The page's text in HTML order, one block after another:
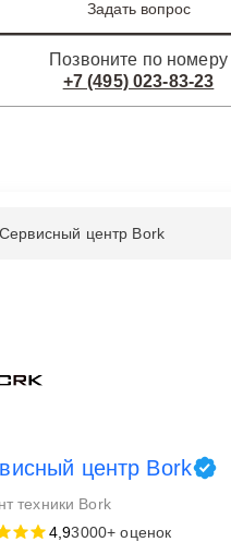
Задать вопрос
Позвоните по номеру
+7 (495) 023-83-23
Сервисный центр Bork
центр Bork
техники Bork
4,93000+ оценок